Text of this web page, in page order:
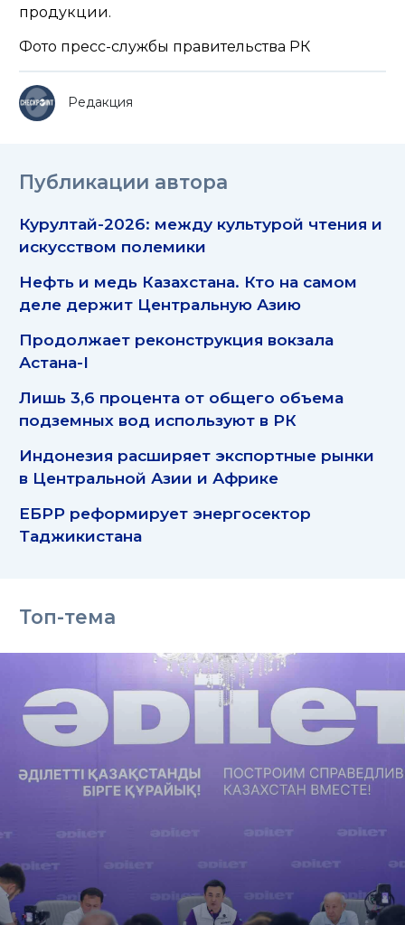
продукции.
Фото пресс-службы правительства РК
Редакция
Публикации автора
Курултай-2026: между культурой чтения и
искусством полемики
Нефть и медь Казахстана. Кто на самом
деле держит Центральную Азию
Продолжает реконструкция вокзала
Астана-I
Лишь 3,6 процента от общего объема
подземных вод используют в РК
Индонезия расширяет экспортные рынки
в Центральной Азии и Африке
ЕБРР реформирует энергосектор
Таджикистана
Топ-тема